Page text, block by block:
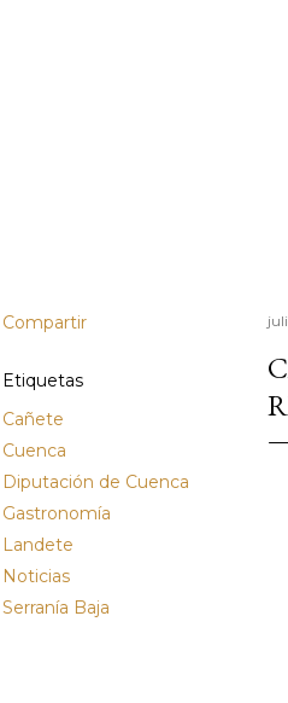
Compartir
Etiquetas
Cañete
Cuenca
Diputación de Cuenca
Gastronomía
Landete
Noticias
Serranía Baja